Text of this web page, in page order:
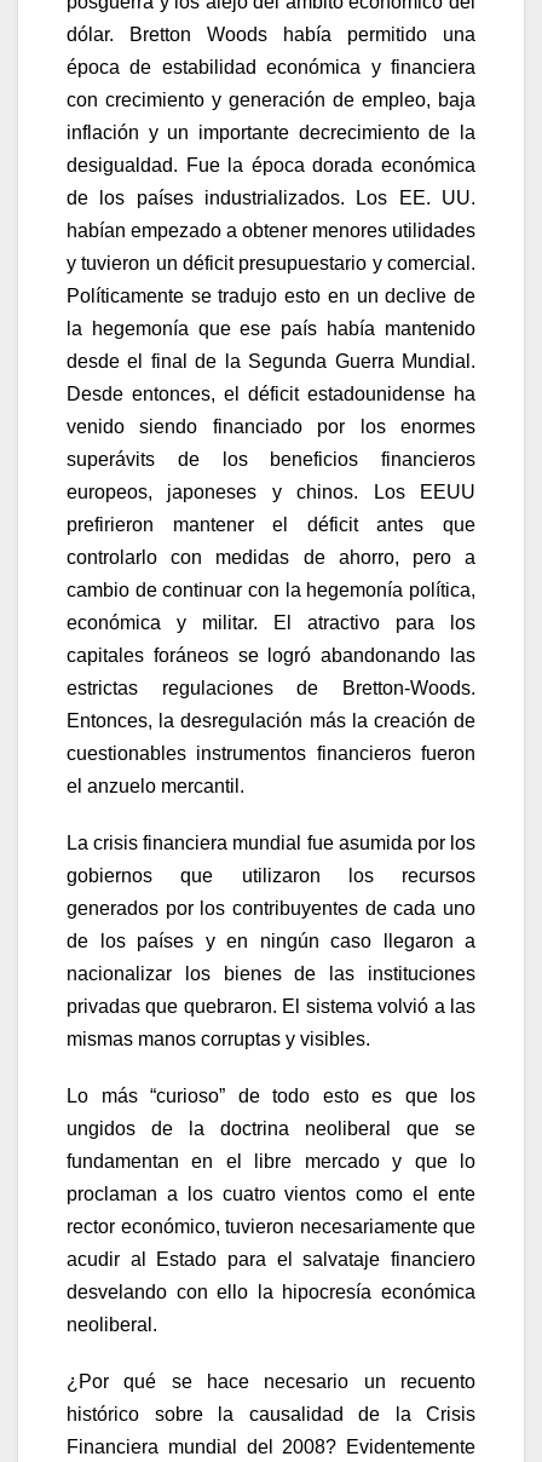
dólar. Bretton Woods había permitido una
época de estabilidad económica y financiera
con crecimiento y generación de empleo, baja
inflación y un importante decrecimiento de la
desigualdad. Fue la época dorada económica
de los países industrializados. Los EE. UU.
habían empezado a obtener menores utilidades
y tuvieron un déficit presupuestario y comercial.
Políticamente se tradujo esto en un declive de
la hegemonía que ese país había mantenido
desde el final de la Segunda Guerra Mundial.
Desde entonces, el déficit estadounidense ha
venido siendo financiado por los enormes
superávits de los beneficios financieros
europeos, japoneses y chinos. Los EEUU
prefirieron mantener el déficit antes que
controlarlo con medidas de ahorro, pero a
cambio de continuar con la hegemonía política,
económica y militar. El atractivo para los
capitales foráneos se logró abandonando las
estrictas regulaciones de Bretton-Woods.
Entonces, la desregulación más la creación de
cuestionables instrumentos financieros fueron
el anzuelo mercantil.
La crisis financiera mundial fue asumida por los
gobiernos que utilizaron los recursos
generados por los contribuyentes de cada uno
de los países y en ningún caso llegaron a
nacionalizar los bienes de las instituciones
privadas que quebraron. El sistema volvió a las
mismas manos corruptas y visibles.
Lo más “curioso” de todo esto es que los
ungidos de la doctrina neoliberal que se
fundamentan en el libre mercado y que lo
proclaman a los cuatro vientos como el ente
rector económico, tuvieron necesariamente que
acudir al Estado para el salvataje financiero
desvelando con ello la hipocresía económica
neoliberal.
¿Por qué se hace necesario un recuento
histórico sobre la causalidad de la Crisis
Financiera mundial del 2008? Evidentemente